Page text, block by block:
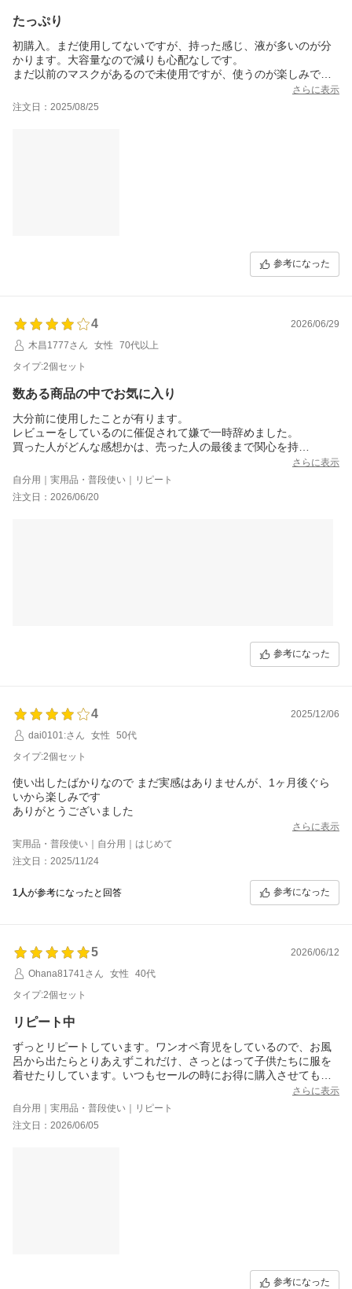
たっぷり
初購入。まだ使用してないですが、持った感じ、液が多いのが分
かります。大容量なので減りも心配なしです。
まだ以前のマスクがあるので未使用ですが、使うのが楽しみで
さらに表示
注文日：2025/08/25
参考になった
4
2026/06/29
木昌1777さん
女性
70代以上
タイプ:2個セット
数ある商品の中でお気に入り
大分前に使用したことが有ります。
レビューをしているのに催促されて嫌で一時辞めました。
買った人がどんな感想かは、売った人の最後まで関心を持
つのは商売の原則であります。言ったからレビューを見る
ではなく多くの御客一人一人心を配るのが商売を成功させ
るコツです。商品は相手が感じる物お任せの体制で良いと
思います。ブログをよく見ててください。
さらに表示
自分用｜実用品・普段使い｜リピート
注文日：2026/06/20
参考になった
4
2025/12/06
dai0101:さん
女性
50代
タイプ:2個セット
使い出したばかりなので まだ実感はありませんが、1ヶ月後ぐら
いから楽しみです
ありがとうございました
さらに表示
実用品・普段使い｜自分用｜はじめて
注文日：2025/11/24
1人が参考になったと回答 参考になった
5
2026/06/12
Ohana81741さん
女性
40代
タイプ:2個セット
リピート中
ずっとリピートしています。ワンオペ育児をしているので、お風
呂から出たらとりあえずこれだけ、さっとはって子供たちに服を
着せたりしています。いつもセールの時にお得に購入させてもら
さらに表示
自分用｜実用品・普段使い｜リピート
注文日：2026/06/05
参考になった